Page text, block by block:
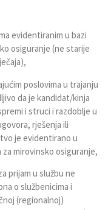
evidentiranim u bazi
osiguranje (ne starije
poslovima u trajanju
da je kandidat/kinja
i struci i razdoblje u
rješenja ili
je evidentirano u
mirovinsko osiguranje,
prijam u službu ne
o službenicima i
(regionalnoj)